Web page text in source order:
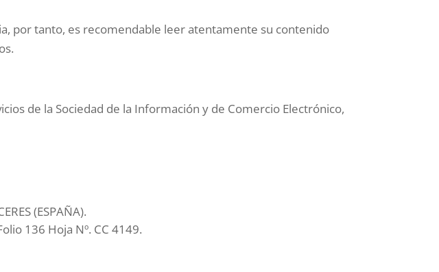
por tanto, es recomendable leer atentamente su contenido
de la Sociedad de la Información y de Comercio Electrónico,
(ESPAÑA).
136 Hoja Nº. CC 4149.